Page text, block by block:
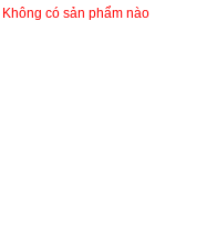
Không có sản phẩm nào